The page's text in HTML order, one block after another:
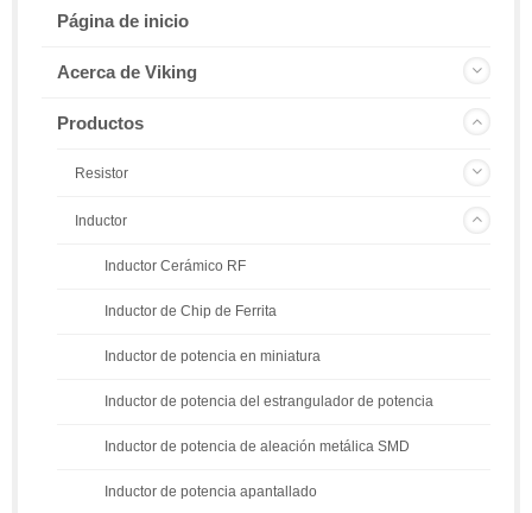
Página de inicio
Acerca de Viking
Productos
Resistor
Inductor
Inductor Cerámico RF
Inductor de Chip de Ferrita
Inductor de potencia en miniatura
Inductor de potencia del estrangulador de potencia
Inductor de potencia de aleación metálica SMD
Inductor de potencia apantallado